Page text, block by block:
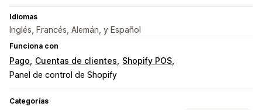
Idiomas
Inglés, Francés, Alemán, y Español
Funciona con
Pago Cuentas de clientes
Shopify POS
Panel de control de Shopify
Categorías